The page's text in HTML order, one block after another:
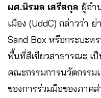
ผศ.นิรมล เสรีสกุล ผู้อำ
เมือง (UddC) กล่าวว่า
Sand Box หรือกระบะท
พื้นที่สีเขียวสาธารณะ เป็
คณะกรรมการนวัตกรรม
ของการร่วมมือของภาค